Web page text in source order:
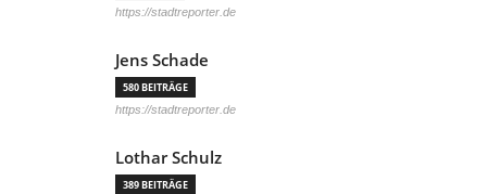
https://stadtreporter.de
Jens Schade
580 BEITRÄGE
https://stadtreporter.de
Lothar Schulz
389 BEITRÄGE